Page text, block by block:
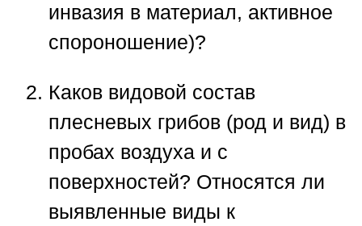
инвазия в материал, активное
спороношение)?
Каков видовой состав
плесневых грибов (род и вид) в
пробах воздуха и с
поверхностей? Относятся ли
выявленные виды к